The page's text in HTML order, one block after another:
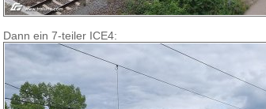
Dann ein 7-teiler ICE4: